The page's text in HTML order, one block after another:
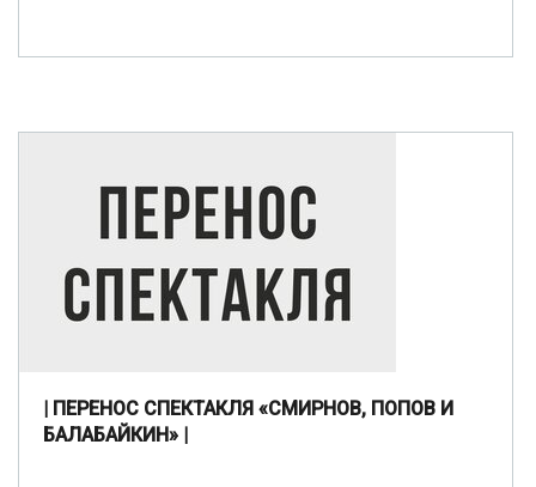
| ПЕРЕНОС СПЕКТАКЛЯ «СМИРНОВ, ПОПОВ И
БАЛАБАЙКИН» |